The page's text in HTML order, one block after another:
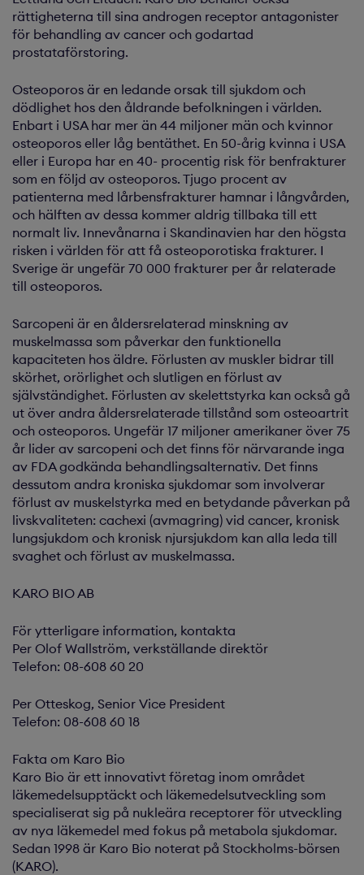
rättigheterna till sina androgen receptor antagonister
för behandling av cancer och godartad
prostataförstoring.
Osteoporos är en ledande orsak till sjukdom och
dödlighet hos den åldrande befolkningen i världen.
Enbart i USA har mer än 44 miljoner män och kvinnor
osteoporos eller låg bentäthet. En 50-årig kvinna i USA
eller i Europa har en 40- procentig risk för benfrakturer
som en följd av osteoporos. Tjugo procent av
patienterna med lårbensfrakturer hamnar i långvården,
och hälften av dessa kommer aldrig tillbaka till ett
normalt liv. Innevånarna i Skandinavien har den högsta
risken i världen för att få osteoporotiska frakturer. I
Sverige är ungefär 70 000 frakturer per år relaterade
till osteoporos.
Sarcopeni är en åldersrelaterad minskning av
muskelmassa som påverkar den funktionella
kapaciteten hos äldre. Förlusten av muskler bidrar till
skörhet, orörlighet och slutligen en förlust av
självständighet. Förlusten av skelettstyrka kan också gå
ut över andra åldersrelaterade tillstånd som osteoartrit
och osteoporos. Ungefär 17 miljoner amerikaner över 75
år lider av sarcopeni och det finns för närvarande inga
av FDA godkända behandlingsalternativ. Det finns
dessutom andra kroniska sjukdomar som involverar
förlust av muskelstyrka med en betydande påverkan på
livskvaliteten: cachexi (avmagring) vid cancer, kronisk
lungsjukdom och kronisk njursjukdom kan alla leda till
svaghet och förlust av muskelmassa.
KARO BIO AB
För ytterligare information, kontakta
Per Olof Wallström, verkställande direktör
Telefon: 08-608 60 20
Per Otteskog, Senior Vice President
Telefon: 08-608 60 18
Fakta om Karo Bio
Karo Bio är ett innovativt företag inom området
läkemedelsupptäckt och läkemedelsutveckling som
specialiserat sig på nukleära receptorer för utveckling
av nya läkemedel med fokus på metabola sjukdomar.
Sedan 1998 är Karo Bio noterat på Stockholms-börsen
(KARO).